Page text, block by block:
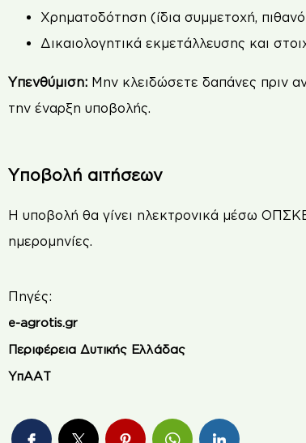
Χρηματοδότηση (ίδια συμμετοχή,
Δικαιολογητικά εκμετάλλευσης και
Υπενθύμιση: Mην κλειδώσετε δαπάνες πριν
την έναρξη υποβολής.
Υποβολή αιτήσεων
Η υποβολή θα γίνει ηλεκτρονικά μέσω
ημερομηνίες.
Πηγές:
e-agrotis.gr
Περιφέρεια Δυτικής Ελλάδας
ΥπΑΑΤ